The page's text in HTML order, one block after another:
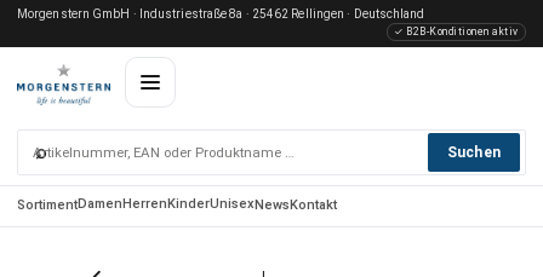
Morgenstern GmbH · Industriestraße 8a · 25462 Rellingen · Deutschland
✓ B2B-Konditionen aktiv
⌕ Suchen
SortimentDamenHerrenKinderUnisexNewsKontakt